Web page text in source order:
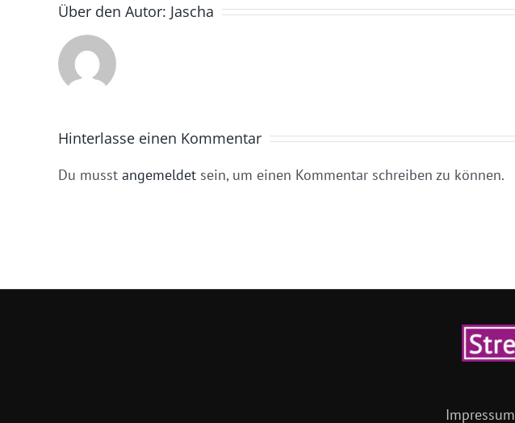
Über den Autor: Jascha
Hinterlasse einen Kommentar
Du musst angemeldet sein, um einen Kommentar schreiben zu können.
Impressum